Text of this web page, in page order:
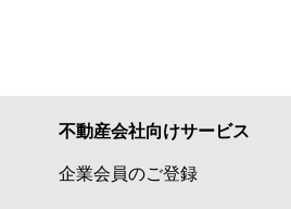
不動産会社向けサービス
企業会員のご登録